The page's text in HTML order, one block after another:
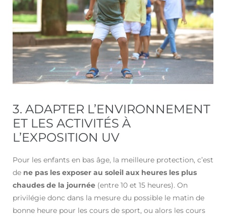
3. ADAPTER L’ENVIRONNEMENT
ET LES ACTIVITÉS À
L’EXPOSITION UV
Pour les enfants en bas âge, la meilleure protection, c’est
de ne pas les exposer au soleil aux heures les plus
chaudes de la journée (entre 10 et 15 heures). On
privilégie donc dans la mesure du possible le matin de
bonne heure pour les cours de sport, ou alors les cours